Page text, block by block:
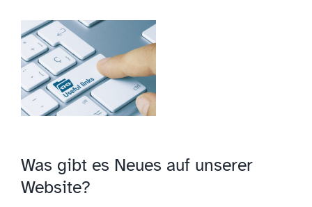
Aktuelles
Jobs
Information
Kontakt
View
Larger
Image
Was gibt es Neues auf unserer
Website?